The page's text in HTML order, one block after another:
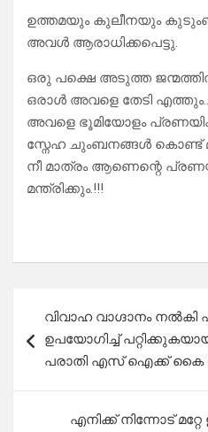
ഉത്തമയും കുലീനയും
അവൾ ആരാധിക്കപെട്ടു.
ഒരു പക്ഷെ അടുത്ത
ഒരാൾ അവളെ തേടി എത്തും..
അവളെ ഭൂമിയോളം
സ്നേഹ ചുംബനങ്ങൾ കൊണ്ട്
നീ മാത്രം ആണെന്റെ
മന്ത്രിക്കും.!!!
navigation
വിവാഹ വാഗ്ദാനം
ഉപയോഗിച്ച്
പരാതി എസ്‌ ഐക്ക് കൈ
എനിക്ക് നിന്നോട്